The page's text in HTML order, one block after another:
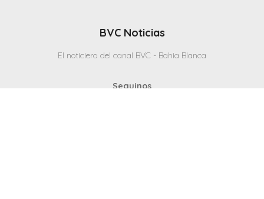
BVC Noticias
El noticiero del canal BVC - Bahia Blanca
Seguinos